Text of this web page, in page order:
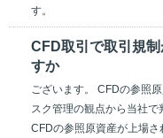
す。
CFD取引で取引規
すか
ございます。 CFDの参照
スク管理の観点から当社で
CFDの参照原資産が上場